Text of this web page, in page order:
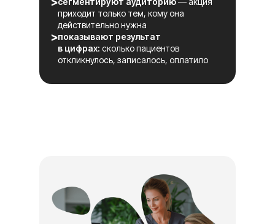
приходит только тем, кому она
действительно нужна
показывают результат
в цифрах: сколько пациентов
откликнулось, записалось, оплатило